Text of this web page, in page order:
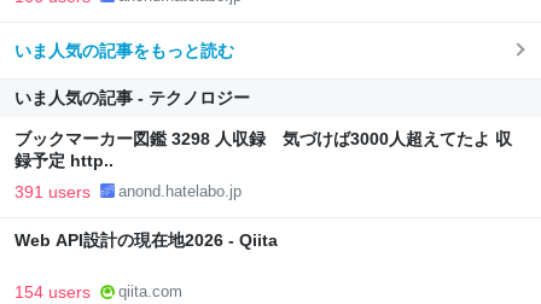
いま人気の記事をもっと読む
いま人気の記事 - テクノロジー
ブックマーカー図鑑 3298 人収録 気づけば3000人超えてたよ 収
録予定 http..
391 users anond.hatelabo.jp
Web API設計の現在地2026 - Qiita
154 users qiita.com